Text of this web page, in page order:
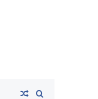
Random Article